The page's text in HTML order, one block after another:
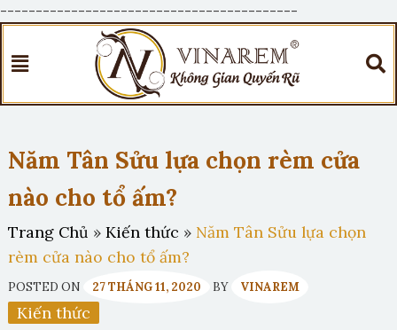
------------------------------------------
Năm Tân Sửu lựa chọn rèm cửa
nào cho tổ ấm?
Trang Chủ » Kiến thức » Năm Tân Sửu lựa chọn
rèm cửa nào cho tổ ấm?
POSTED ON 27 THÁNG 11, 2020 BY VINAREM
Kiến thức